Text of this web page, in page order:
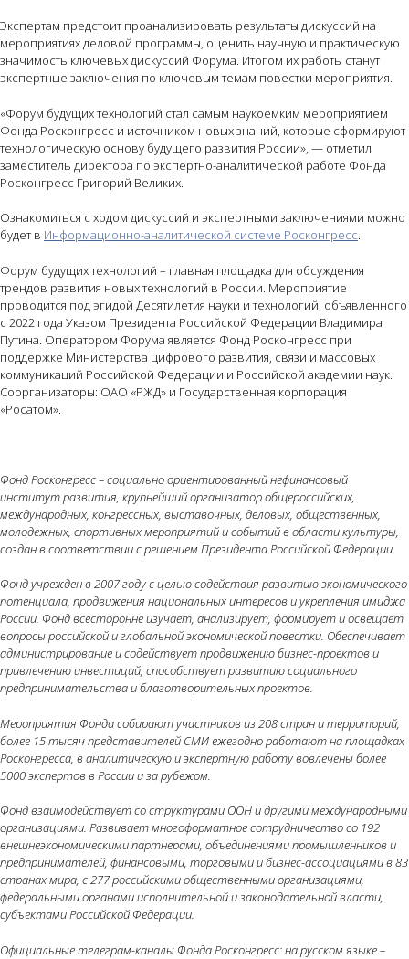
Экспертам предстоит проанализировать результаты дискуссий на
мероприятиях деловой программы, оценить научную и практическую
значимость ключевых дискуссий Форума. Итогом их работы станут
экспертные заключения по ключевым темам повестки мероприятия.
«Форум будущих технологий стал самым наукоемким мероприятием
Фонда Росконгресс и источником новых знаний, которые сформируют
технологическую основу будущего развития России», — отметил
заместитель директора по экспертно-аналитической работе Фонда
Росконгресс Григорий Великих.
Ознакомиться с ходом дискуссий и экспертными заключениями можно
будет в Информационно-аналитической системе Росконгресс.
Форум будущих технологий – главная площадка для обсуждения
трендов развития новых технологий в России. Мероприятие
проводится под эгидой Десятилетия науки и технологий, объявленного
с 2022 года Указом Президента Российской Федерации Владимира
Путина. Оператором Форума является Фонд Росконгресс при
поддержке Министерства цифрового развития, связи и массовых
коммуникаций Российской Федерации и Российской академии наук.
Соорганизаторы: ОАО «РЖД» и Государственная корпорация
«Росатом».
Фонд Росконгресс – социально ориентированный нефинансовый
институт развития, крупнейший организатор общероссийских,
международных, конгрессных, выставочных, деловых, общественных,
молодежных, спортивных мероприятий и событий в области культуры,
создан в соответствии с решением Президента Российской Федерации.
Фонд учрежден в 2007 году с целью содействия развитию экономического
потенциала, продвижения национальных интересов и укрепления имиджа
России. Фонд всесторонне изучает, анализирует, формирует и освещает
вопросы российской и глобальной экономической повестки. Обеспечивает
администрирование и содействует продвижению бизнес-проектов и
привлечению инвестиций, способствует развитию социального
предпринимательства и благотворительных проектов.
Мероприятия Фонда собирают участников из 208 стран и территорий,
более 15 тысяч представителей СМИ ежегодно работают на площадках
Росконгресса, в аналитическую и экспертную работу вовлечены более
5000 экспертов в России и за рубежом.
Фонд взаимодействует со структурами ООН и другими международными
организациями. Развивает многоформатное сотрудничество со 192
внешнеэкономическими партнерами, объединениями промышленников и
предпринимателей, финансовыми, торговыми и бизнес-ассоциациями в 83
странах мира, с 277 российскими общественными организациями,
федеральными органами исполнительной и законодательной власти,
субъектами Российской Федерации.
Официальные телеграм-каналы Фонда Росконгресс: на русском языке –